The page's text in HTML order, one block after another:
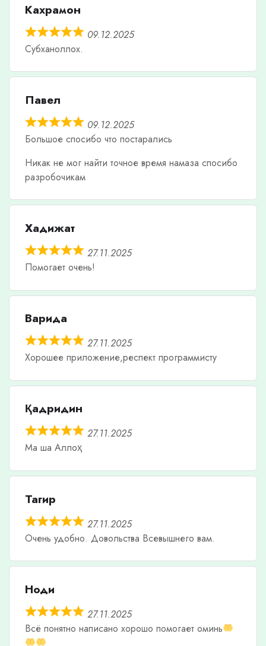
Кахрамон
09.12.2025
Субханоллох.
Павел
09.12.2025
Большое спосибо что постарались
Никак не мог найти точное время намаза спосибо
разробочикам
Хадижат
27.11.2025
Помогает очень!
Варида
27.11.2025
Хорошее приложение,респект программисту
Қадридин
27.11.2025
Ма ша Аллоҳ
Тагир
27.11.2025
Очень удобно. Довольства Всевышнего вам.
Ноди
27.11.2025
Всë понятно написано хорошо помогает оминь